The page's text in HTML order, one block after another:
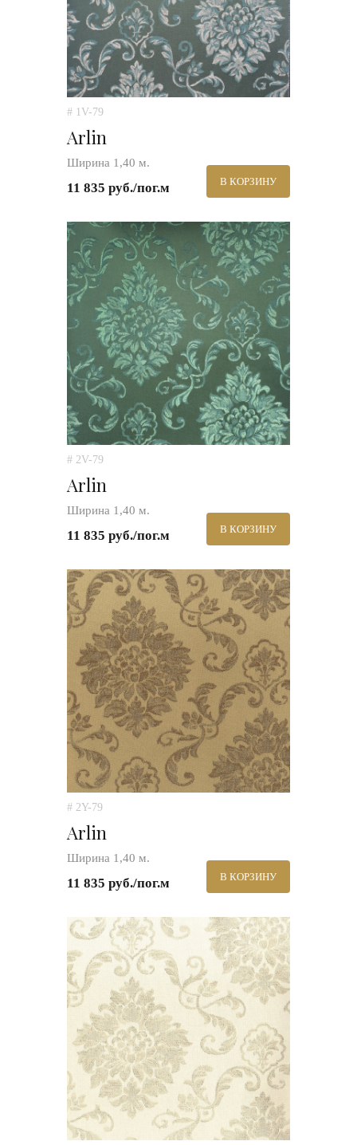
# 1V-79
Arlin
Ширина 1,40 м.
11 835 руб./пог.м В КОРЗИНУ
# 2V-79
Arlin
Ширина 1,40 м.
11 835 руб./пог.м В КОРЗИНУ
# 2Y-79
Arlin
Ширина 1,40 м.
11 835 руб./пог.м В КОРЗИНУ